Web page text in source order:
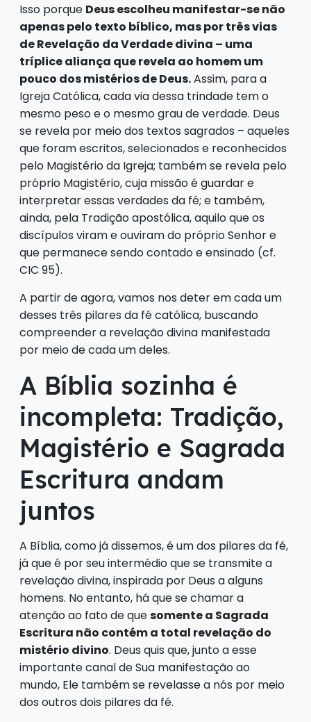
Isso porque Deus escolheu manifestar-se não
apenas pelo texto bíblico, mas por três vias
de Revelação da Verdade divina – uma
tríplice aliança que revela ao homem um
pouco dos mistérios de Deus.Assim, para a
Igreja Católica, cada via dessa trindade tem o
mesmo peso e o mesmo grau de verdade. Deus
se revela por meio dos textos sagrados – aqueles
que foram escritos, selecionados e reconhecidos
pelo Magistério da Igreja; também se revela pelo
próprio Magistério, cuja missão é guardar e
interpretar essas verdades da fé; e também,
ainda, pela Tradição apostólica, aquilo que os
discípulos viram e ouviram do próprio Senhor e
que permanece sendo contado e ensinado (cf.
CIC 95).
A partir de agora, vamos nos deter em cada um
desses três pilares da fé católica, buscando
compreender a revelação divina manifestada
por meio de cada um deles.
A Bíblia sozinha é
incompleta: Tradição,
Magistério e Sagrada
Escritura andam
juntos
A Bíblia, como já dissemos, é um dos pilares da fé,
já que é por seu intermédio que se transmite a
revelação divina, inspirada por Deus a alguns
homens. No entanto, há que se chamar a
atenção ao fato de quesomente a Sagrada
Escritura não contém a total revelação do
mistério divino. Deus quis que, junto a esse
importante canal de Sua manifestação ao
mundo, Ele também se revelasse a nós por meio
dos outros dois pilares da fé.